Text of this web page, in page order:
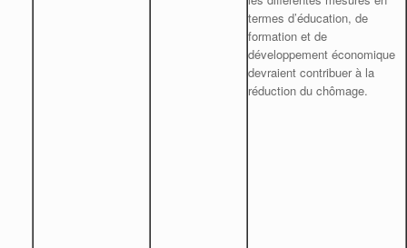
termes d’éducation, de
formation et de
développement économique
devraient contribuer à la
réduction du chômage.